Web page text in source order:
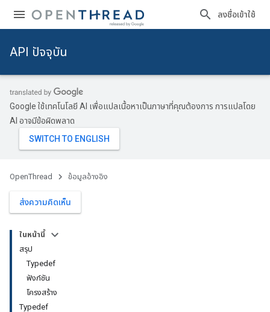
ลงชื่อเข้าใช้
API ปัจจุบัน
Google ใช้เทคโนโลยี AI เพื่อแปลเนื้อหาเป็นภาษาที่คุณต้องการ การแปลโดย
AI อาจมีข้อผิดพลาด
OpenThread ข้อมูลอ้างอิง
ส่งความคิดเห็น
ในหน้านี้
สรุป
Typedef
ฟังก์ชัน
โครงสร้าง
Typedef